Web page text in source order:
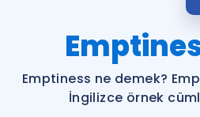
Emptiness ne demek?
İngilizce örnek